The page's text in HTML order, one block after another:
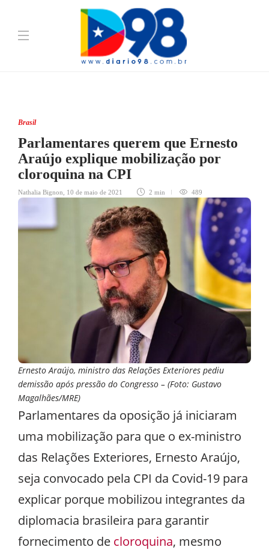
Brasil
Parlamentares querem que Ernesto
Araújo explique mobilização por
cloroquina na CPI
Nathalia Bignon 10 de maio de 2021 2 min 489
Ernesto Araújo, ministro das Relações Exteriores pediu
demissão após pressão do Congresso – (Foto: Gustavo
Magalhães/MRE)
Parlamentares da oposição já iniciaram
uma mobilização para que o ex-ministro
das Relações Exteriores, Ernesto Araújo,
seja convocado pela CPI da Covid-19 para
explicar porque mobilizou integrantes da
diplomacia brasileira para garantir
fornecimento de cloroquina, mesmo